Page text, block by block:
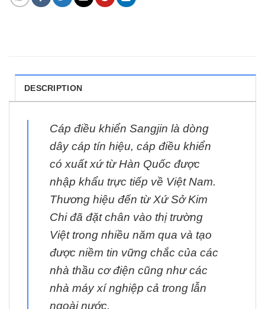
DESCRIPTION
Cáp điều khiển Sangjin là dòng
dây cáp tín hiệu, cáp điều khiển
có xuất xứ từ Hàn Quốc được
nhập khẩu trực tiếp về Việt Nam.
Thương hiệu đến từ Xứ Sở Kim
Chi đã đặt chân vào thị trường
Việt trong nhiều năm qua và tạo
được niềm tin vững chắc của các
nhà thầu cơ điện cũng như các
nhà máy xí nghiệp cả trong lẫn
ngoài nước.